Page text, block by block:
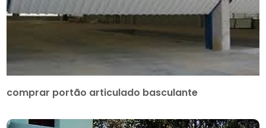
comprar portão articulado basculante